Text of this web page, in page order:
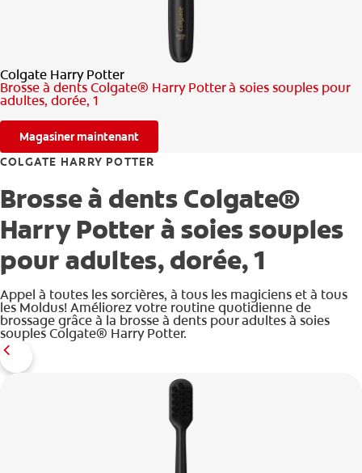
Colgate Harry Potter
Brosse à dents Colgate® Harry Potter à soies souples pour
adultes, dorée, 1
Magasiner maintenant
COLGATE HARRY POTTER
Brosse à dents Colgate®
Harry Potter à soies souples
pour adultes, dorée, 1
Appel à toutes les sorcières, à tous les magiciens et à tous
les Moldus! Améliorez votre routine quotidienne de
brossage grâce à la brosse à dents pour adultes à soies
souples Colgate® Harry Potter.